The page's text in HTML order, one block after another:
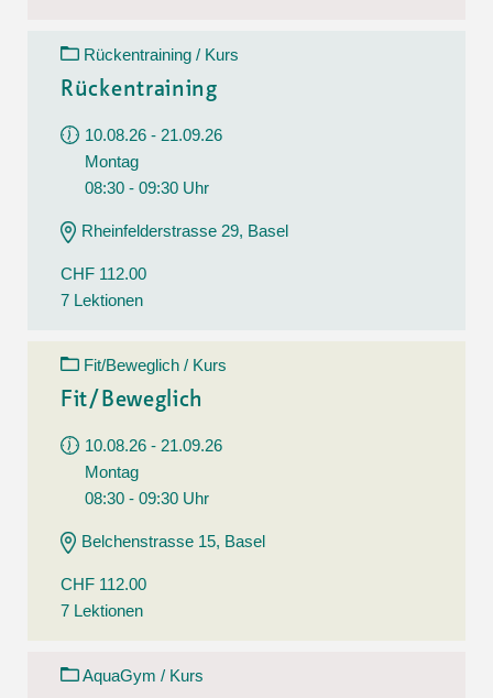
Rückentraining / Kurs
Rückentraining
10.08.26 - 21.09.26
Montag
08:30 - 09:30 Uhr
Rheinfelderstrasse 29, Basel
CHF 112.00
7 Lektionen
Fit/Beweglich / Kurs
Fit/Beweglich
10.08.26 - 21.09.26
Montag
08:30 - 09:30 Uhr
Belchenstrasse 15, Basel
CHF 112.00
7 Lektionen
AquaGym / Kurs